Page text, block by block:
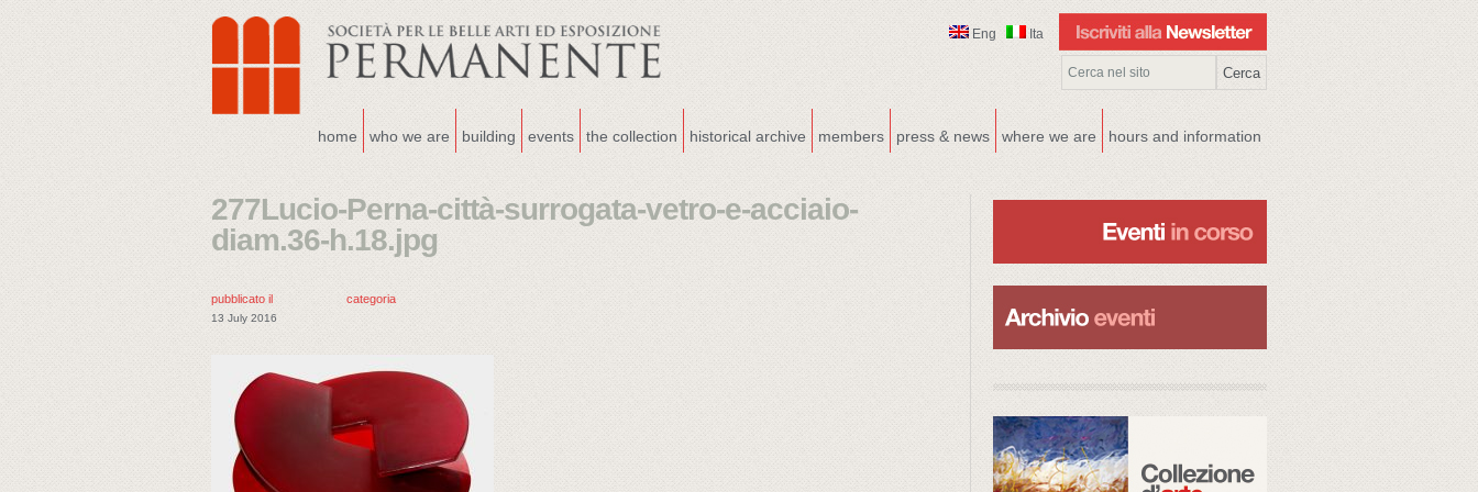
Eng Ita
home who we are building events the collection historical archive members press & news where we are hours and information
277Lucio-Perna-città-surrogata-vetro-e-acciaio-
diam.36-h.18.jpg
pubblicato il
13 July 2016
categoria